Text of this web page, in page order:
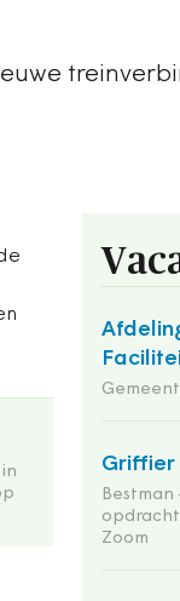
Griffier
Bestman
opdracht
Zoom